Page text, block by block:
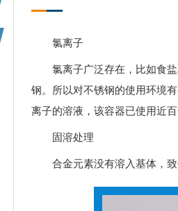
氯离子
氯离子广泛存在，比如食
钢。所以对不锈钢的使用环境
离子的溶液，该容器已使用近
固溶处理
合金元素没有溶入基体，